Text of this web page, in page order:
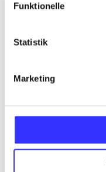
Funktionelle
Statistik
Marketing
...